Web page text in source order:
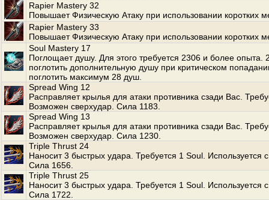
Rapier Mastery 32
Повышает Физическую Атаку при использовании коротких
Rapier Mastery 33
Повышает Физическую Атаку при использовании коротких
Soul Mastery 17
Поглощает душу. Для этого требуется 2306 и более опыта.
поглотить дополнительную душу при критическом
поглотить максимум 28 душ.
Spread Wing 12
Расправляет крылья для атаки противника сзади Вас.
Возможен сверхудар. Сила 1183.
Spread Wing 13
Расправляет крылья для атаки противника сзади Вас.
Возможен сверхудар. Сила 1230.
Triple Thrust 24
Наносит 3 быстрых удара. Требуется 1 Soul. Используется
Сила 1656.
Triple Thrust 25
Наносит 3 быстрых удара. Требуется 1 Soul. Используется
Сила 1722.